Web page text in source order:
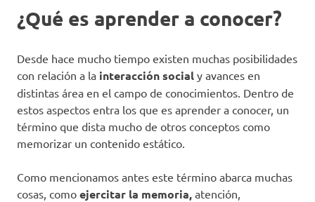
¿Qué es aprender a conocer?
Desde hace mucho tiempo existen muchas posibilidades
con relación a la interacción social y avances en
distintas área en el campo de conocimientos. Dentro de
estos aspectos entra los que es aprender a conocer, un
término que dista mucho de otros conceptos como
memorizar un contenido estático.
Como mencionamos antes este término abarca muchas
cosas, como ejercitar la memoria, atención,